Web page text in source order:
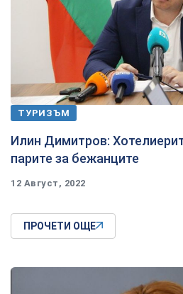
ТУРИЗЪМ
Илин Димитров:
парите за бежанците
12 Август, 2022
ПРОЧЕТИ ОЩЕ